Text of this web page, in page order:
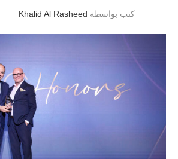
كتب بواسطة Khalid Al Rasheed